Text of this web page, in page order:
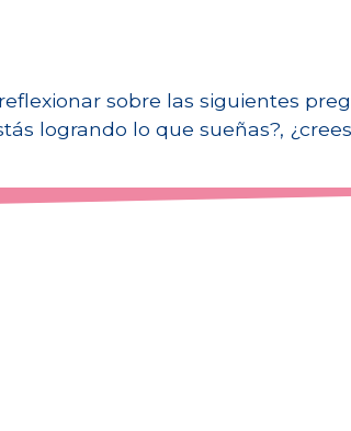
sobre las siguientes
logrando lo que sueñas?,